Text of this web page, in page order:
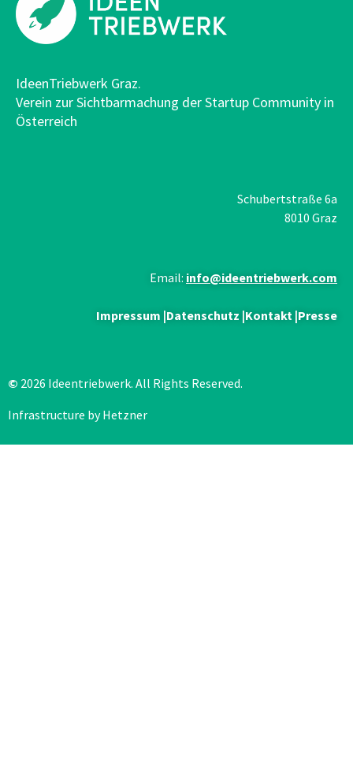
IdeenTriebwerk Graz.
Verein zur Sichtbarmachung der Startup Community in
Österreich
Schubertstraße 6a
8010 Graz
Email: info@ideentriebwerk.com
Impressum |Datenschutz |Kontakt |Presse
© 2026 Ideentriebwerk. All Rights Reserved.
Infrastructure by Hetzner